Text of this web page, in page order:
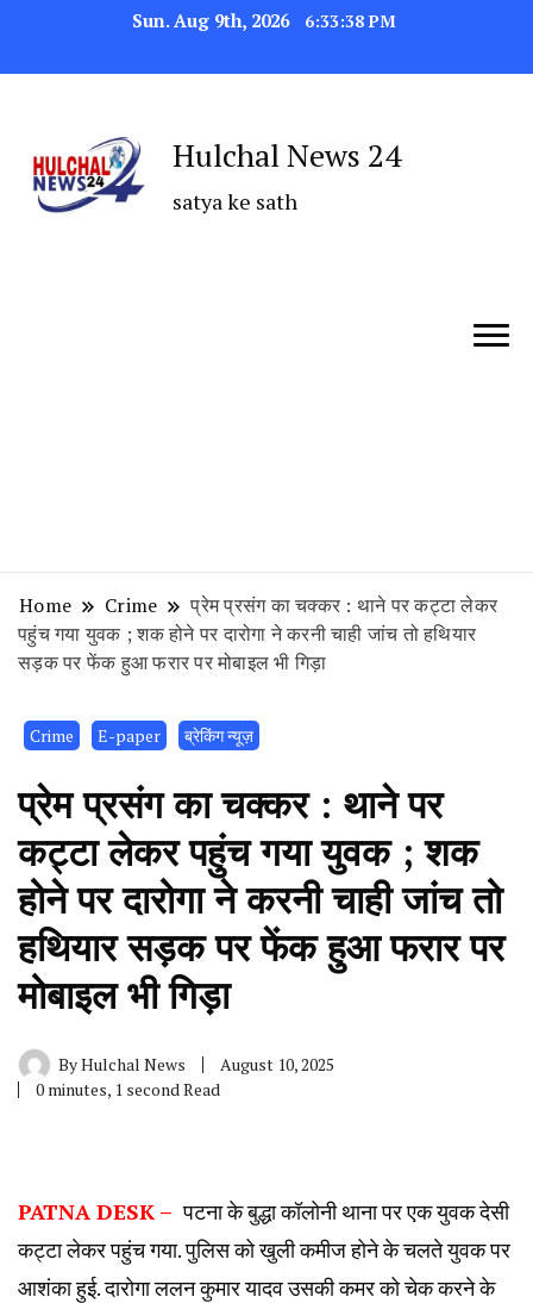
Sun. Aug 9th, 2026 6:33:38 PM
Hulchal News 24
satya ke sath
Home Crime
प्रेम प्रसंग का चक्कर : थाने पर कट्टा लेकर
पहुंच गया युवक ; शक होने पर दारोगा ने करनी चाही जांच तो हथियार
सड़क पर फेंक हुआ फरार पर मोबाइल भी गिड़ा
Crime E-paper ब्रेकिंग न्यूज़
प्रेम प्रसंग का चक्कर : थाने पर
कट्टा लेकर पहुंच गया युवक ; शक
होने पर दारोगा ने करनी चाही जांच तो
हथियार सड़क पर फेंक हुआ फरार पर
मोबाइल भी गिड़ा
ByHulchal News
August 10, 2025
0 minutes, 1 second Read
PATNA DESK –पटना के बुद्धा कॉलोनी थाना पर एक युवक देसी
कट्टा लेकर पहुंच गया. पुलिस को खुली कमीज होने के चलते युवक पर
आशंका हुई. दारोगा ललन कुमार यादव उसकी कमर को चेक करने के